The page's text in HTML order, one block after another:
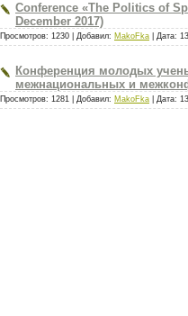
Conference «The Politics of
December 2017)
Просмотров: 1230 | Добавил: MakoFka | Дата:
Конференция молодых
межнациональных и
Просмотров: 1281 | Добавил: MakoFka | Дата: